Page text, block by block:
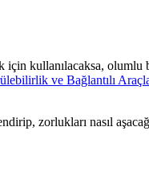
için kullanılacaksa, olumlu
ve Bağlantılı
zorlukları nasıl